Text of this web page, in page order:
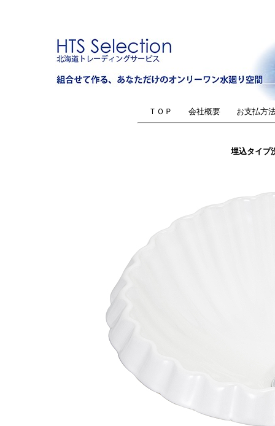
ＴＯＰ 会社概要 お支払方
埋込タイプ